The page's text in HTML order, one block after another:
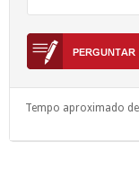
Tempo aproximado